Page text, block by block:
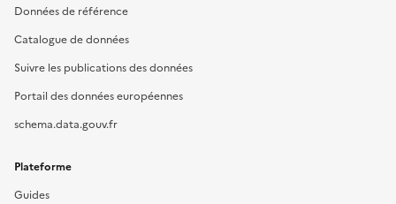
Données de référence
Catalogue de données
Suivre les publications des données
Portail des données européennes
schema.data.gouv.fr
Plateforme
Guides